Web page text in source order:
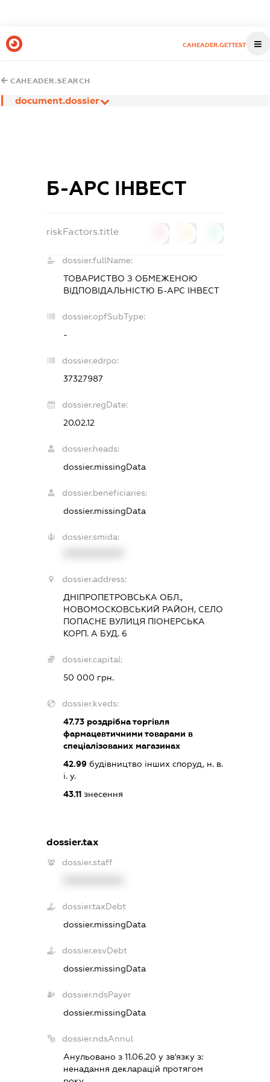
CAHEADER.GETTEST
CAHEADER.SEARCH
document.dossier
Б-АРС ІНВЕСТ
riskFactors.title
dossier.fullName:
ТОВАРИСТВО З ОБМЕЖЕНОЮ
ВІДПОВІДАЛЬНІСТЮ Б-АРС ІНВЕСТ
dossier.opfSubType:
-
dossier.edrpo:
37327987
dossier.regDate:
20.02.12
dossier.heads:
dossier.missingData
dossier.beneficiaries:
dossier.missingData
dossier.smida:
dossier.address:
ДНІПРОПЕТРОВСЬКА ОБЛ.,
НОВОМОСКОВСЬКИЙ РАЙОН, СЕЛО
ПОПАСНЕ ВУЛИЦЯ ПІОНЕРСЬКА
КОРП. А БУД. 6
dossier.capital:
50 000 грн.
dossier.kveds:
47.73роздрібна торгівля
фармацевтичними товарами в
спеціалізованих магазинах
42.99будівництво інших споруд, н. в.
і. у.
43.11знесення
dossier.tax
dossier.staff
dossier.taxDebt
dossier.missingData
dossier.esvDebt
dossier.missingData
dossier.ndsPayer
dossier.missingData
dossier.ndsAnnul
Анульовано з 11.06.20 у зв'язку з:
ненадання декларацiй протягом